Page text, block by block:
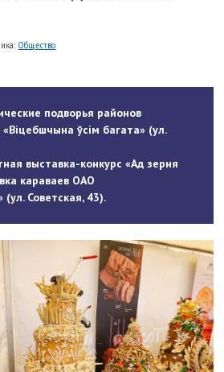
Общество
подворья районов
ўсім багата» (ул.
выставка-конкурс «Ад зерня
караваев ОАО
Советская, 43).